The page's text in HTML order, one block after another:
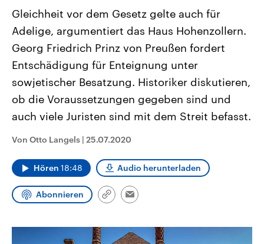
USA
Aktuelle Beiträge, Analysen und
Hintergründe
Wirtschaftlich und militärisch
gehören die Vereinigten Staaten zu
den mächtigsten Ländern der Erde,
mit großem Einfluss auf das
Nahostkonflikt
Aktuelle Lage und
Der Überfall der
Terrororganisation Hamas
Oktober 2023 auf Israel
Region wieder die Gewalt
Israel möchte die Hamas
Libanon vom Iran
Sendungen Programm
Audio-Archiv
Gleichheit vor dem Gesetz gelte auch für
Adelige, argumentiert das Haus Hohenzollern.
Georg Friedrich Prinz von Preußen fordert
Entschädigung für Enteignung unter
sowjetischer Besatzung. Historiker diskutieren,
ob die Voraussetzungen gegeben sind und
auch viele Juristen sind mit dem Streit befasst.
Von Otto Langels | 25.07.2020
Hören 18:48 Audio herunterladen
Abonnieren
Link
Email